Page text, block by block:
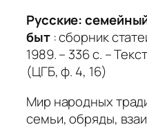
Русские:
быт: сборник
1989. – 336 с. –
(ЦГБ, ф. 4, 16)
Мир народных
семьи, обряды,